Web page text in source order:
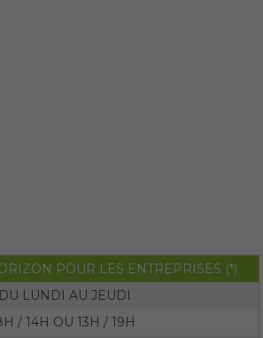
POUR LES ENTREPRISES (*)
DU LUNDI AU JEUDI
/ 14H OU 13H / 19H